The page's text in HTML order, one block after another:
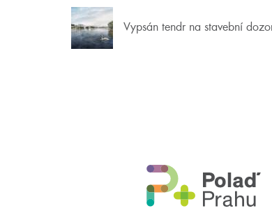
Vypsán tendr na stavební